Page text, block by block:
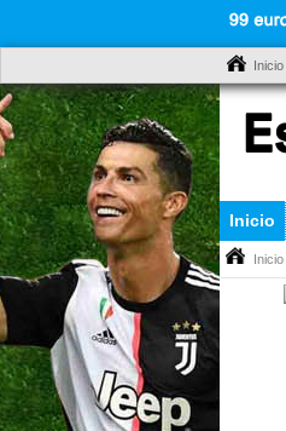
Inicio
Inicio
Inicio